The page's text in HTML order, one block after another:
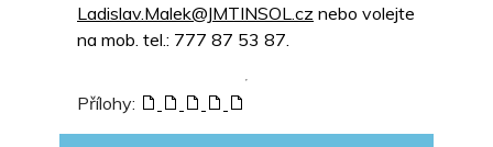
Ladislav.Malek@JMTINSOL.cz nebo volejte
na mob. tel.: 777 87 53 87.
Přílohy: